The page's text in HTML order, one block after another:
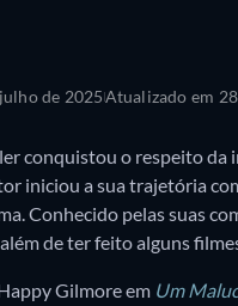
de 2025Atualizado em
conquistou o respeito da
iniciou a sua trajetória
Conhecido pelas suas
de ter feito alguns
Gilmore em Um